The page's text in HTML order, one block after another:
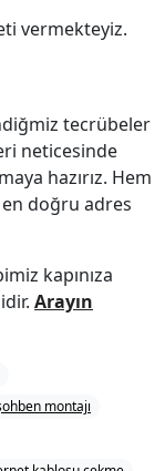
vermekteyiz.
tecrübeler
neticesinde
hazırız. Hem
doğru adres
kapınıza
Arayın
montajı